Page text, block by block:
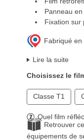
Panneau
Fixation sur
Fabriqué en
Lire la suite
Choisissez le
Classe T1
Quel film
Retrouver
équipements de